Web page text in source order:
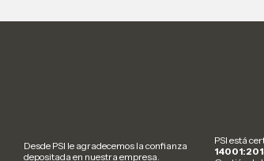
Desde PSI le agradecemos la confianza
depositada en nuestra empresa.
PSI está